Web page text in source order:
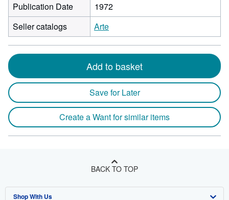
Publication Date
1972
Seller catalogs
Arte
Add to basket
Save for Later
Create a Want for similar items
BACK TO TOP
Shop With Us